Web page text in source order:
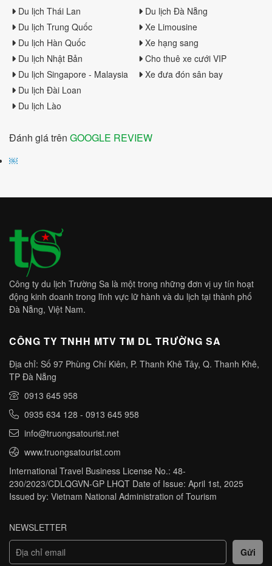
Du lịch Thái Lan
Du lịch Trung Quốc
Du lịch Hàn Quốc
Du lịch Nhật Bản
Du lịch Singapore - Malaysia
Du lịch Đài Loan
Du lịch Lào
Du lịch Đà Nẵng
Xe Limousine
Xe hạng sang
Cho thuê xe cưới VIP
Xe đưa đón sân bay
Đánh giá trên GOOGLE REVIEW
￼
Công ty du lịch Trường Sa là một trong những đơn vị uy tín hoạt
động kinh doanh trong lĩnh vực lữ hành và du lịch tại thành phố
Đà Nẵng, Việt Nam.
CÔNG TY TNHH MTV TM DL TRƯỜNG SA
Địa chỉ: Số 97 Phùng Chí Kiên, P. Thanh Khê Tây, Q. Thanh Khê,
TP Đà Nẵng
0913 645 958
0935 634 128 - 0913 645 958
info@truongsatourist.net
www.truongsatourist.com
International Travel Business License No.: 48-
230/2023/CDLQGVN-GP LHQT Date of Issue: April 1st, 2025
Issued by: Vietnam National Administration of Tourism
NEWSLETTER